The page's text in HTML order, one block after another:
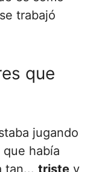
trabajó
que
jugando
había